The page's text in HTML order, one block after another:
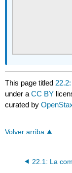
This page titled
under aCC BY
curated by
Volver arriba